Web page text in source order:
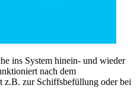
ins System hinein- und wieder
nach dem
z.B. zur Schiffsbefüllung oder bei